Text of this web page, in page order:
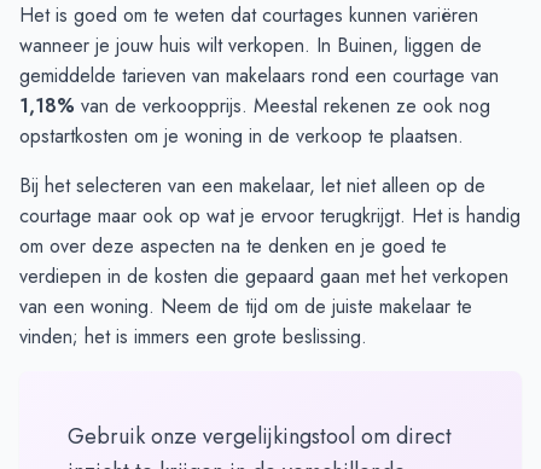
Het is goed om te weten dat courtages kunnen variëren
wanneer je jouw huis wilt verkopen. In Buinen, liggen de
gemiddelde tarieven van makelaars rond een courtage van
1,18% van de verkoopprijs. Meestal rekenen ze ook nog
opstartkosten om je woning in de verkoop te plaatsen.
Bij het selecteren van een makelaar, let niet alleen op de
courtage maar ook op wat je ervoor terugkrijgt. Het is handig
om over deze aspecten na te denken en je goed te
verdiepen in de kosten die gepaard gaan met het verkopen
van een woning. Neem de tijd om de juiste makelaar te
vinden; het is immers een grote beslissing.
Gebruik onze vergelijkingstool om direct